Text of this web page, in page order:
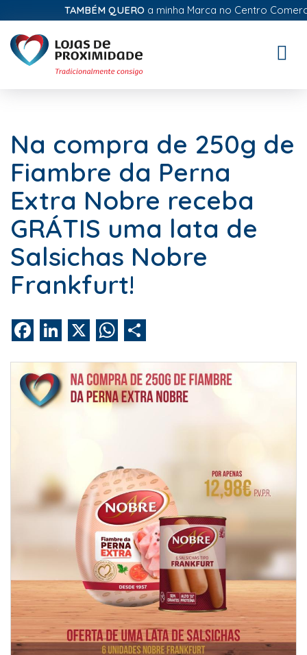
TAMBÉM QUEROa minha Marca no Centro
Na compra de 250g de
Fiambre da Perna
Extra Nobre receba
GRÁTIS uma lata de
Salsichas Nobre
Frankfurt!
FacebookLinkedIn WhatsApp